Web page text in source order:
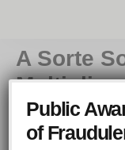
A Sorte
com o
Emoção
Public
of